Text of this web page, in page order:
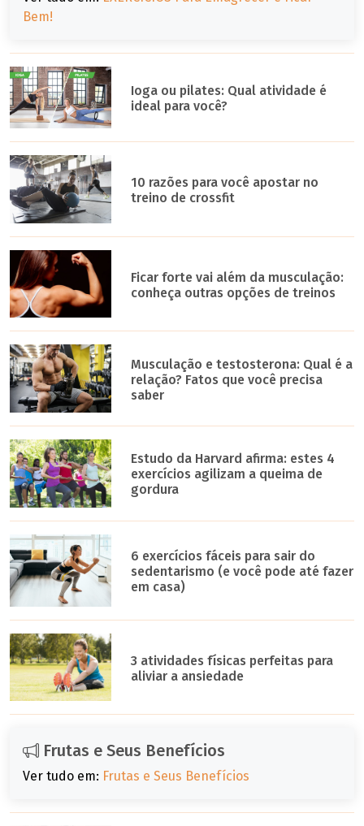
Bem!
Ioga ou pilates: Qual atividade é
ideal para você?
10 razões para você apostar no
treino de crossfit
Ficar forte vai além da musculação:
conheça outras opções de treinos
Musculação e testosterona: Qual é a
relação? Fatos que você precisa
saber
Estudo da Harvard afirma: estes 4
exercícios agilizam a queima de
gordura
6 exercícios fáceis para sair do
sedentarismo (e você pode até fazer
em casa)
3 atividades físicas perfeitas para
aliviar a ansiedade
Frutas e Seus Benefícios
Ver tudo em: Frutas e Seus Benefícios